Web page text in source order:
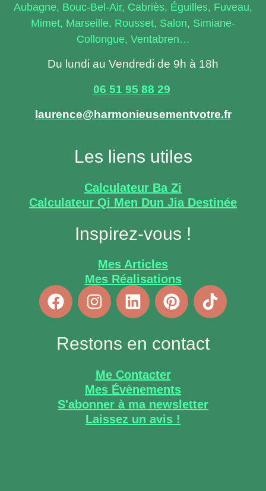
Aubagne, Bouc-Bel-Air, Cabriès, Éguilles, Fuveau,
Mimet, Marseille, Rousset, Salon, Simiane-
Collongue, Ventabren…
Du lundi au Vendredi de 9h à 18h
06 51 95 88 29
laurence@harmonieusementvotre.fr
Les liens utiles
Calculateur Ba Zi
Calculateur Qi Men Dun Jia Destinée
Inspirez-vous !
Mes Articles
Mes Réalisations
Restons en contact
Me Contacter
Mes Évènements
S'abonner à ma newsletter
Laissez un avis !